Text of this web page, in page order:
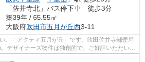
「佐井寺北」バス停下車 徒歩3分
築39年 / 65.55㎡
大阪府吹田市五月が丘西3-11
、「アクティ五月が丘」です。吹田佐井寺郵便局
デザイナーズ物件は独創的で、ご好評いただいて